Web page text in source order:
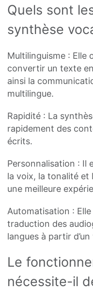
Quels sont
synthèse
Multilinguisme : Elle
convertir un texte
ainsi la
multilingue.
Rapidité : La
rapidement des
écrits.
Personnalisation : Il
la voix, la tonalité et
une meilleure
Automatisation :
traduction des
langues à partir
Le
nécessite-il